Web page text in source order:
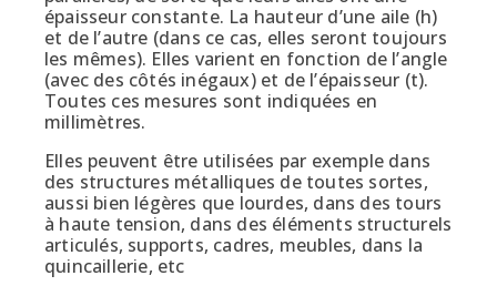
épaisseur constante. La hauteur d’une aile (h)
et de l’autre (dans ce cas, elles seront toujours
les mêmes). Elles varient en fonction de l’angle
(avec des côtés inégaux) et de l’épaisseur (t).
Toutes ces mesures sont indiquées en
millimètres.
Elles peuvent être utilisées par exemple dans
des structures métalliques de toutes sortes,
aussi bien légères que lourdes, dans des tours
à haute tension, dans des éléments structurels
articulés, supports, cadres, meubles, dans la
quincaillerie, etc